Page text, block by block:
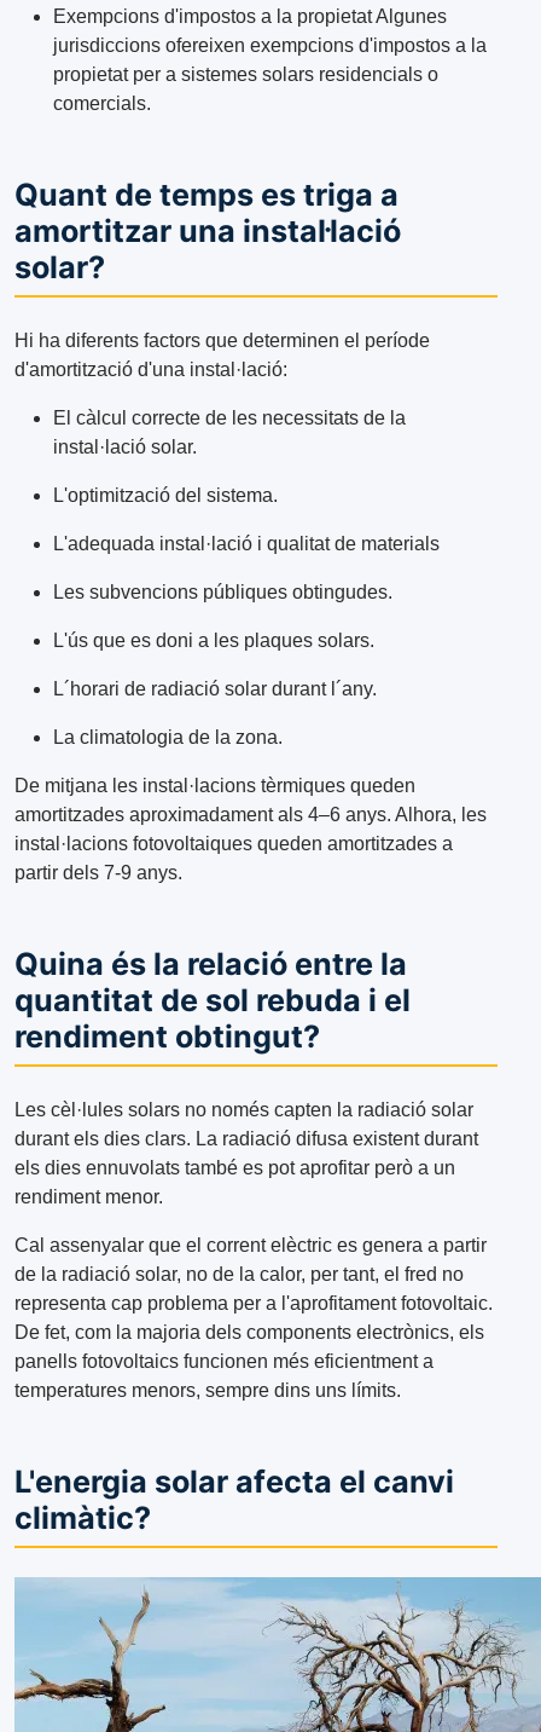
Exempcions d'impostos a la propietat Algunes
jurisdiccions ofereixen exempcions d'impostos a la
propietat per a sistemes solars residencials o
comercials.
Quant de temps es triga a
amortitzar una instal·lació
solar?
Hi ha diferents factors que determinen el període
d'amortització d'una instal·lació:
El càlcul correcte de les necessitats de la
instal·lació solar.
L'optimització del sistema.
L'adequada instal·lació i qualitat de materials
Les subvencions públiques obtingudes.
L'ús que es doni a les plaques solars.
L´horari de radiació solar durant l´any.
La climatologia de la zona.
De mitjana les instal·lacions tèrmiques queden
amortitzades aproximadament als 4–6 anys. Alhora, les
instal·lacions fotovoltaiques queden amortitzades a
partir dels 7-9 anys.
Quina és la relació entre la
quantitat de sol rebuda i el
rendiment obtingut?
Les cèl·lules solars no només capten la radiació solar
durant els dies clars. La radiació difusa existent durant
els dies ennuvolats també es pot aprofitar però a un
rendiment menor.
Cal assenyalar que el corrent elèctric es genera a partir
de la radiació solar, no de la calor, per tant, el fred no
representa cap problema per a l'aprofitament fotovoltaic.
De fet, com la majoria dels components electrònics, els
panells fotovoltaics funcionen més eficientment a
temperatures menors, sempre dins uns límits.
L'energia solar afecta el canvi
climàtic?